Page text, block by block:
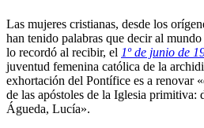
Las mujeres cristianas, desde los
han tenido palabras que decir al
lo recordó al recibir, el 1º de junio de
juventud femenina católica de la
exhortación del Pontífice es a renovar
de las apóstoles de la Iglesia primitiva:
Águeda, Lucía».